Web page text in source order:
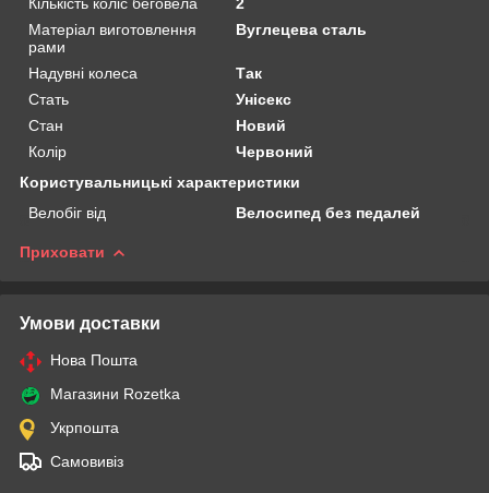
Матеріал виготовлення
рами
Вуглецева сталь
Надувні колеса
Так
Стать
Унісекс
Стан
Новий
Колір
Червоний
Користувальницькі характеристики
Велобіг від
Велосипед без педалей
Приховати
Умови доставки
Нова Пошта
Магазини Rozetka
Укрпошта
Самовивіз